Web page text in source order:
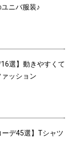
ニバ服装♪
選】動きやすくて
ッション
ーデ45選】Tシャツ